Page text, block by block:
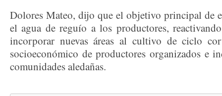
Dolores Mateo, dijo que el objetivo principal de
el agua de reguío a los productores,
incorporar nuevas áreas al cultivo de ciclo
socioeconómico de productores organizados e
comunidades aledañas.